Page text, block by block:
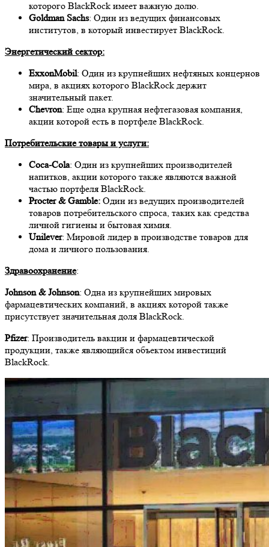
которого BlackRock имеет важную долю.
Goldman Sachs: Один из ведущих финансовых
институтов, в который инвестирует BlackRock.
Энергетический сектор:
ExxonMobil: Один из крупнейших нефтяных концернов
мира, в акциях которого BlackRock держит
значительный пакет.
Chevron: Еще одна крупная нефтегазовая компания,
акции которой есть в портфеле BlackRock.
Потребительские товары и услуги:
Coca-Cola: Один из крупнейших производителей
напитков, акции которого также являются важной
частью портфеля BlackRock.
Procter & Gamble: Один из ведущих производителей
товаров потребительского спроса, таких как средства
личной гигиены и бытовая химия.
Unilever: Мировой лидер в производстве товаров для
дома и личного пользования.
Здравоохранение:
Johnson & Johnson: Одна из крупнейших мировых
фармацевтических компаний, в акциях которой также
присутствует значительная доля BlackRock.
Pfizer: Производитель вакцин и фармацевтической
продукции, также являющийся объектом инвестиций
BlackRock.